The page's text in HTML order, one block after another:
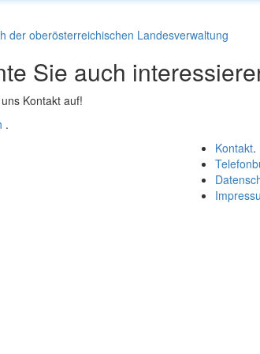
der oberösterreichischen Landesverwaltung
Sie auch
Kontakt auf!
.
Kontakt.